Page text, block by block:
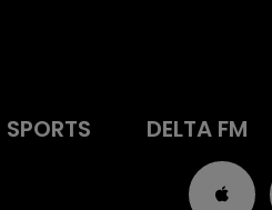
SPORTS DELTA FM